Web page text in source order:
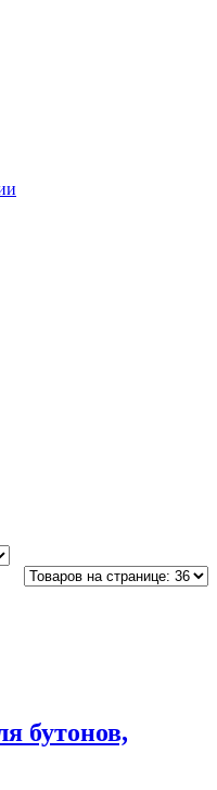
бутонов,